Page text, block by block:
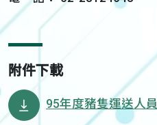
附件下載
95年度豬隻運送人